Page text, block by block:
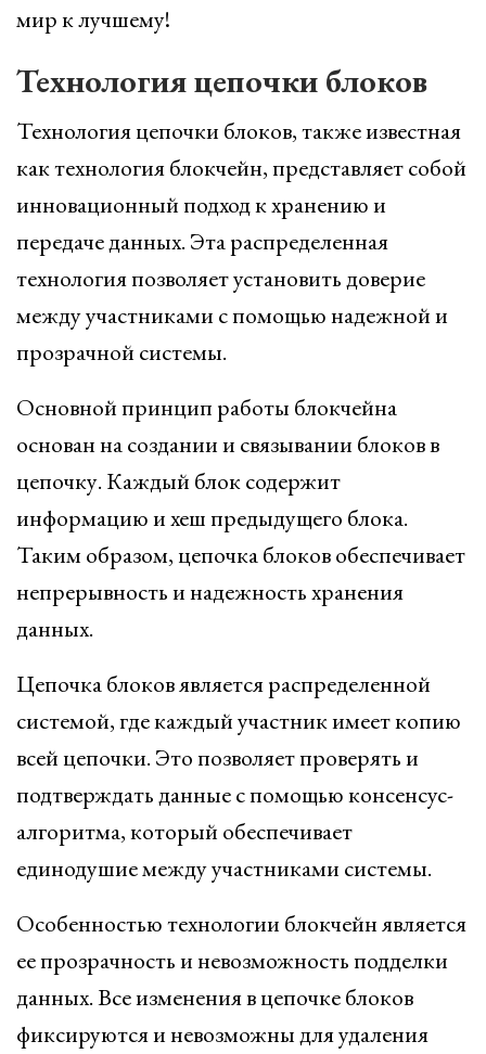
мир к лучшему!
Технология цепочки блоков
Технология цепочки блоков, также известная
как технология блокчейн, представляет собой
инновационный подход к хранению и
передаче данных. Эта распределенная
технология позволяет установить доверие
между участниками с помощью надежной и
прозрачной системы.
Основной принцип работы блокчейна
основан на создании и связывании блоков в
цепочку. Каждый блок содержит
информацию и хеш предыдущего блока.
Таким образом, цепочка блоков обеспечивает
непрерывность и надежность хранения
данных.
Цепочка блоков является распределенной
системой, где каждый участник имеет копию
всей цепочки. Это позволяет проверять и
подтверждать данные с помощью консенсус-
алгоритма, который обеспечивает
единодушие между участниками системы.
Особенностью технологии блокчейн является
ее прозрачность и невозможность подделки
данных. Все изменения в цепочке блоков
фиксируются и невозможны для удаления